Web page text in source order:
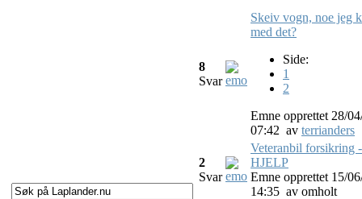
8
Svar
Skeiv vogn, noe jeg
med det?
Side:
1
2
Emne opprettet 28/
07:42 av terrianders
2
Svar
Veteranbil forsikring -
HJELP
Emne opprettet 15/
14:35 av omholt